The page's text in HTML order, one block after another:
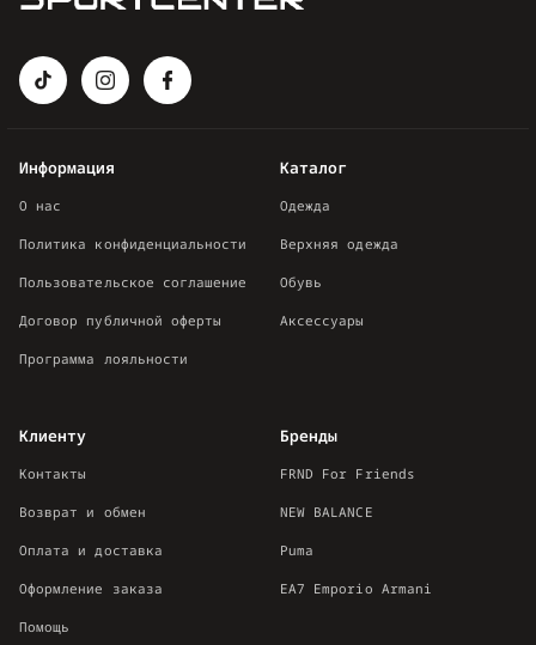
Каталог
Одежда
Верхняя одежда
Обувь
Аксессуары
Информация
О нас
Политика конфиденциальности
Пользовательское соглашение
Договор публичной оферты
Программа лояльности
Клиенту
Контакты
Возврат и обмен
Оплата и доставка
Оформление заказа
Помощь
Бренды
FRND For Friends
NEW BALANCE
Puma
EA7 Emporio Armani